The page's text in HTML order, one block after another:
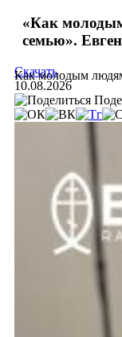
«Как
семью».
Как молодым
Скачать
10.08.2026